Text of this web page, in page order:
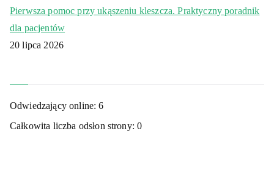
Pierwsza pomoc przy ukąszeniu kleszcza. Praktyczny poradnik
dla pacjentów
20 lipca 2026
Odwiedzający online:6
Całkowita liczba odsłon strony:0